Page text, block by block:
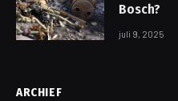
Bosch?
juli 9, 2025
ARCHIEF